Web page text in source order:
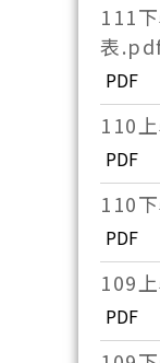
111
表
PDF
110
PDF
110
PDF
109
PDF